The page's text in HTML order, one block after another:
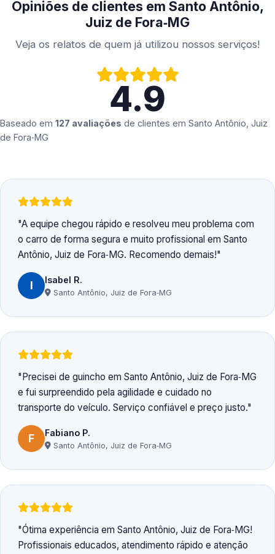
Opiniões de clientes em Santo Antônio,
Juiz de Fora‑MG
Veja os relatos de quem já utilizou nossos serviços!
4.9
Baseado em 127 avaliações de clientes em Santo Antônio, Juiz
de Fora‑MG
A equipe chegou rápido e resolveu meu problema com
o carro de forma segura e muito profissional em Santo
Antônio, Juiz de Fora‑MG. Recomendo demais!
I Isabel R.
Santo Antônio, Juiz de Fora‑MG
Precisei de guincho em Santo Antônio, Juiz de Fora‑MG
e fui surpreendido pela agilidade e cuidado no
transporte do veículo. Serviço confiável e preço justo.
F Fabiano P.
Santo Antônio, Juiz de Fora‑MG
Ótima experiência em Santo Antônio, Juiz de Fora‑MG!
Profissionais educados, atendimento rápido e atenção